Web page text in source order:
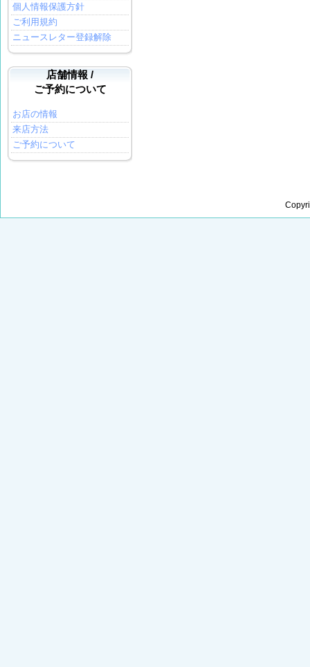
個人情報保護方針
ご利用規約
ニュースレター登録解除
店舗情報 /
ご予約について
お店の情報
来店方法
ご予約について